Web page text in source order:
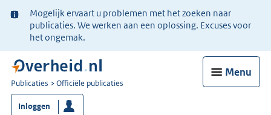
Ter
informatie:
Mogelijk ervaart u problemen met het zoeken naar
publicaties. We werken aan een oplossing. Excuses voor
het ongemak.
Menu
U
bent
nu
Publicaties Officiële publicaties
Inloggen